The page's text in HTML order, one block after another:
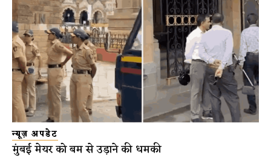
न्यूज़ अपडेट
मुंबई मेयर को बम से उड़ाने की धमकी